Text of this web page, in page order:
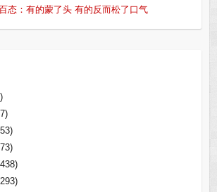
态：有的蒙了头 有的反而松了口气